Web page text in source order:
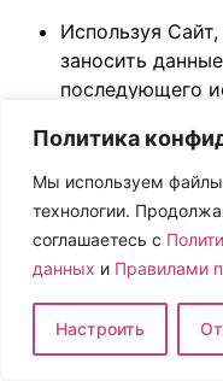
Политика
Мы используем
технологии.
соглашаетесь с
данных и Правилами
Настроить
Используя
заносить
последующего
Персональных
посредством
Оператор
меры для
Пользователем.